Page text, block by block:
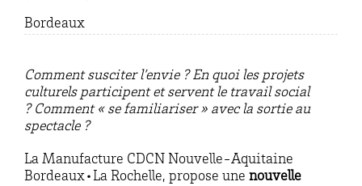
Bordeaux
Comment susciter l’envie ? En quoi les projets
culturels participent et servent le travail social
? Comment « se familiariser » avec la sortie au
spectacle ?
La Manufacture CDCN Nouvelle-Aquitaine
Bordeaux•La Rochelle, propose une nouvelle